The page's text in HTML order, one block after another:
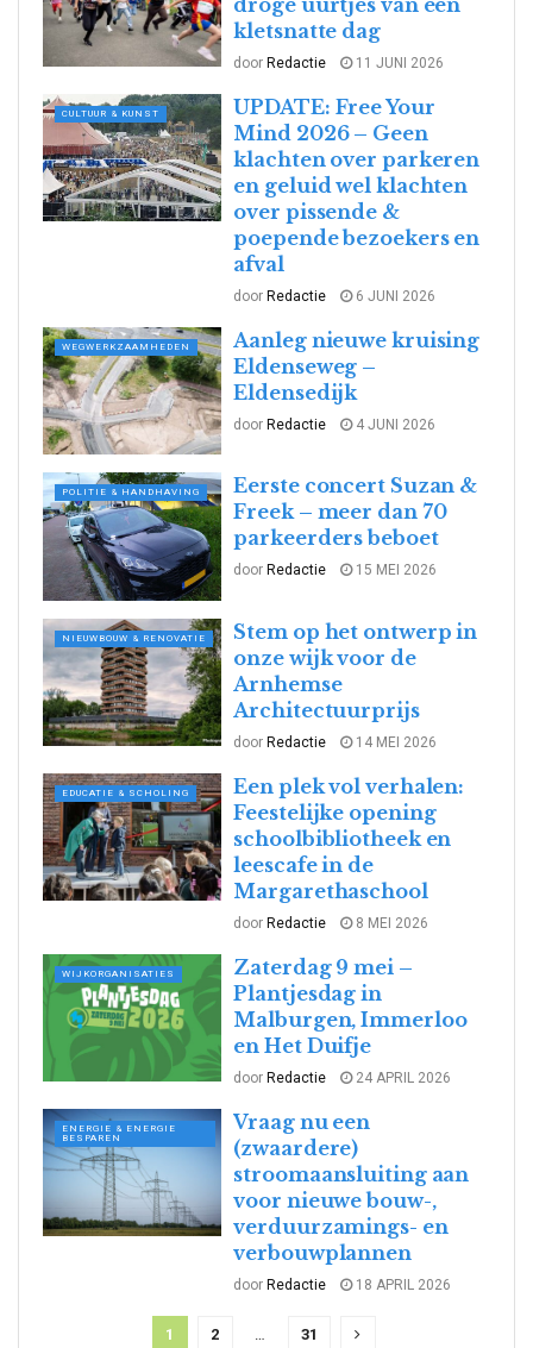
kletsnatte dag
door Redactie 11 JUNI 2026
CULTUUR & KUNST
UPDATE: Free Your
Mind 2026 – Geen
klachten over parkeren
en geluid wel klachten
over pissende &
poepende bezoekers en
afval
door Redactie 6 JUNI 2026
WEGWERKZAAMHEDEN
Aanleg nieuwe kruising
Eldenseweg –
Eldensedijk
door Redactie 4 JUNI 2026
POLITIE & HANDHAVING
Eerste concert Suzan &
Freek – meer dan 70
parkeerders beboet
door Redactie 15 MEI 2026
NIEUWBOUW & RENOVATIE
Stem op het ontwerp in
onze wijk voor de
Arnhemse
Architectuurprijs
door Redactie 14 MEI 2026
EDUCATIE & SCHOLING
Een plek vol verhalen:
Feestelijke opening
schoolbibliotheek en
leescafe in de
Margarethaschool
door Redactie 8 MEI 2026
WIJKORGANISATIES
Zaterdag 9 mei –
Plantjesdag in
Malburgen, Immerloo
en Het Duifje
door Redactie 24 APRIL 2026
ENERGIE & ENERGIE
BESPAREN
Vraag nu een
(zwaardere)
stroomaansluiting aan
voor nieuwe bouw-,
verduurzamings- en
verbouwplannen
door Redactie 18 APRIL 2026
1 2 31